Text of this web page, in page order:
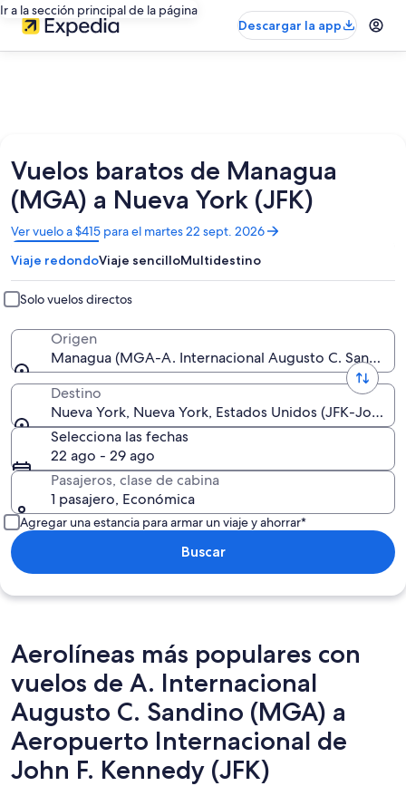
Ir a la sección principal de la página
Descargar la app
Vuelos baratos de Managua
(MGA) a Nueva York (JFK)
Ver vuelo a $415 para el martes 22 sept. 2026
Se
abrirá
en
una
nueva
ventana
Viaje redondoViaje sencilloMultidestino
Solo vuelos directos
Origen
Managua (MGA-A. Internacional Augusto C. Sandino)
Destino
Nueva York, Nueva York, Estados Unidos (JFK-John
Selecciona las fechas
22 ago - 29 ago
Pasajeros, clase de cabina
1 pasajero, Económica
Agregar una estancia para armar un viaje y ahorrar*
Buscar
Aerolíneas más populares con
vuelos de A. Internacional
Augusto C. Sandino (MGA) a
Aeropuerto Internacional de
John F. Kennedy (JFK)